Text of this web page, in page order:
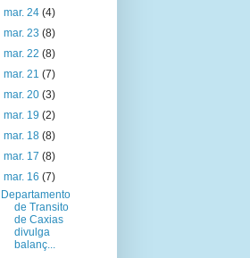
mar. 24 (4)
mar. 23 (8)
mar. 22 (8)
mar. 21 (7)
mar. 20 (3)
mar. 19 (2)
mar. 18 (8)
mar. 17 (8)
mar. 16 (7)
Departamento
de Transito
de Caxias
divulga
balanç...